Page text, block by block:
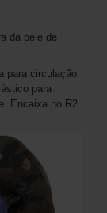
da pele de
para circulação
para
Encaixa no R2